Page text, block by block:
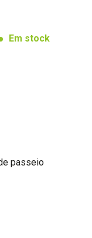
Em stock
passeio